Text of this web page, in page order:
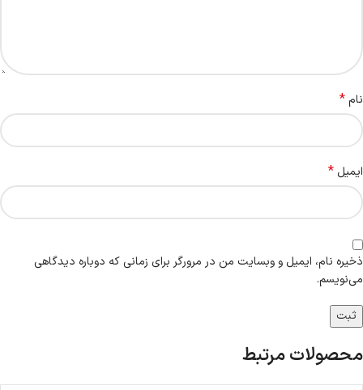
نام*
ایمیل *
ذخیره نام، ایمیل و وبسایت من در مرورگر برای زمانی که دوباره دیدگاهی
می‌نویسم.
محصولات مرتبط